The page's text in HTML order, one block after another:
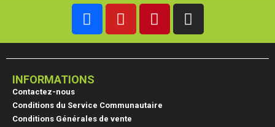
INFORMATIONS
Contactez-nous
Conditions du Service Communautaire
Conditions Générales de vente